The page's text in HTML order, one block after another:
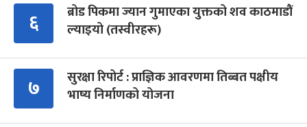
६
ब्रोड पिकमा ज्यान गुमाएका युक्तको शव काठमाडौं
ल्याइयो (तस्वीरहरू)
७
सुरक्षा रिपोर्ट : प्राज्ञिक आवरणमा तिब्बत पक्षीय
भाष्य निर्माणको योजना